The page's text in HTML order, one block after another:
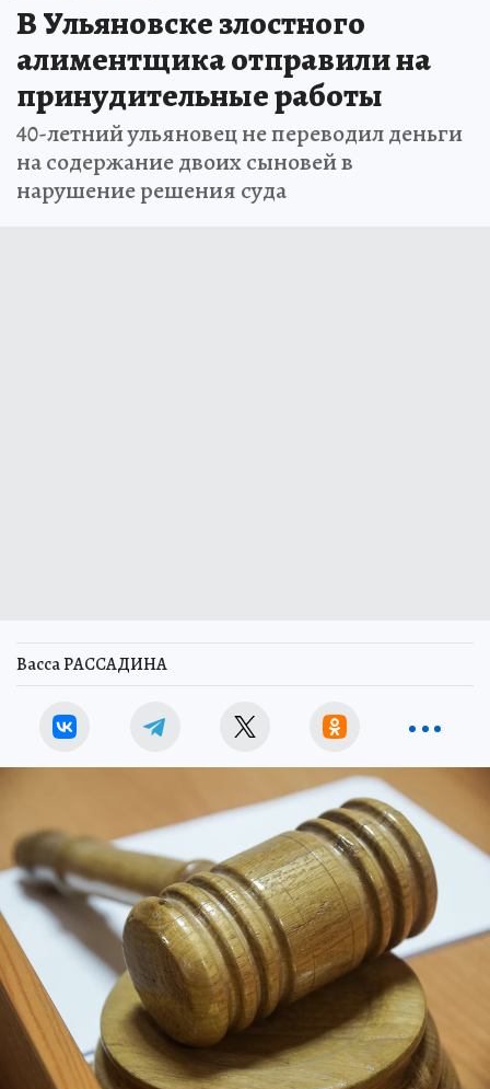
В Ульяновске злостного
алиментщика отправили на
принудительные работы
40-летний ульяновец не переводил деньги
на содержание двоих сыновей в
нарушение решения суда
Васса РАССАДИНА